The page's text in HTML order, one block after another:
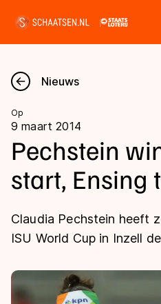
Nieuws
Kalender
Disciplines
Langebaan
Inlineskaten
Uitslagen
Shorttrack
Tijden & historie
Ranglijsten Langebaan
Nieuws
Op
9 maart 2014
Pechstein
start, Ensing
Claudia Pechstein heeft
ISU World Cup in Inzell